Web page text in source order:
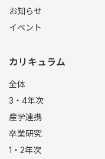
お知らせ
イベント
カリキュラム
全体
3・4年次
産学連携
卒業研究
1・2年次